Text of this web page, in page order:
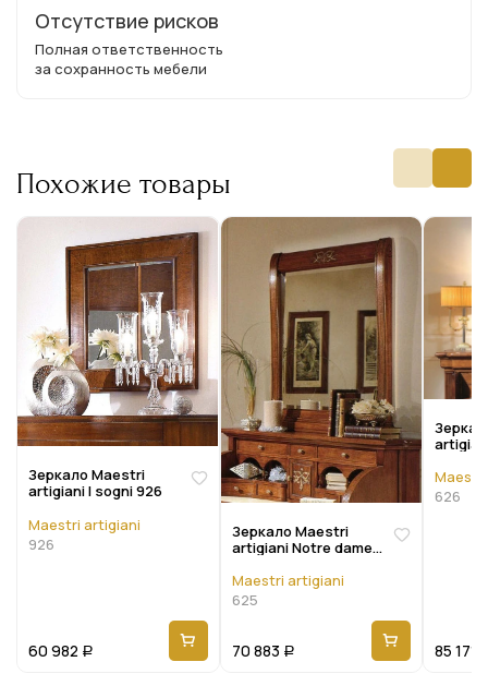
Отсутствие рисков
Полная ответственность
за сохранность мебели
Похожие товары
Зеркало Maestri
artigiani I sogni 926
Maestri artigiani
926
60 982 Р
Зеркало Maestri
artigiani Notre dame
Maestri artigiani
625
70 883 Р
626
85 171